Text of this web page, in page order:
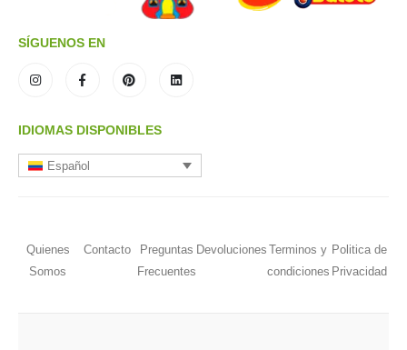
SÍGUENOS EN
IDIOMAS DISPONIBLES
Español
Quienes
Somos
Contacto
Preguntas
Frecuentes
Devoluciones Terminos y
condiciones
Politica de
Privacidad